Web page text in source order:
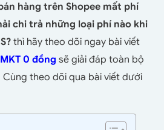
hàng trên Shopee mất phí
chi trả những loại phí nào khi
thì hãy theo dõi ngay bài viết
0 đồng sẽ giải đáp toàn bộ
theo dõi qua bài viết dưới